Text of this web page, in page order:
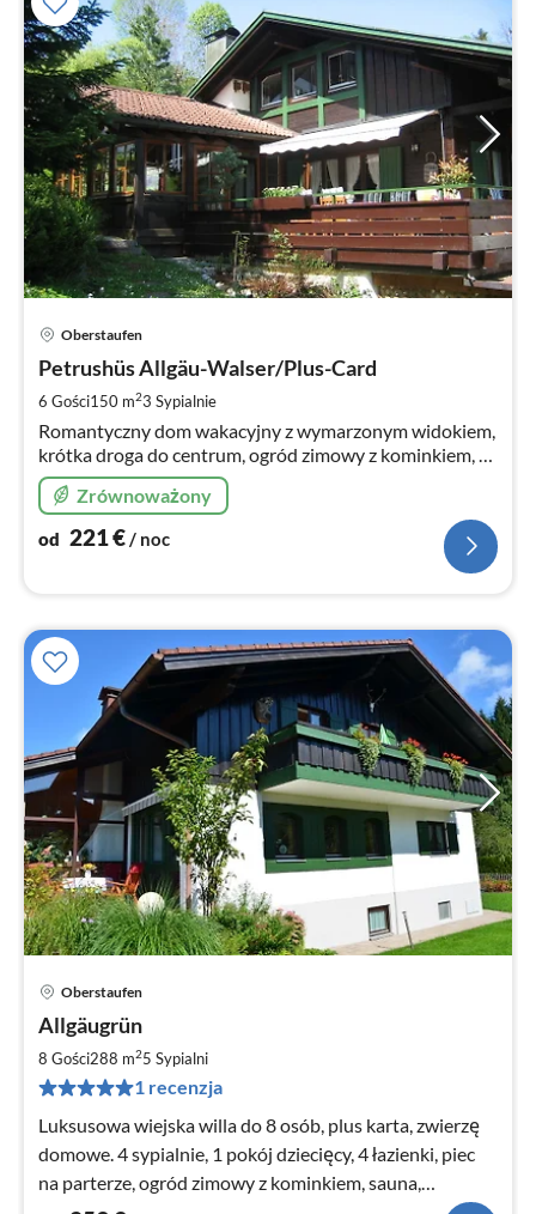
Oberstaufen
Petrushüs Allgäu-Walser/Plus-Card
6 Gości150 m23 Sypialnie
Romantyczny dom wakacyjny z wymarzonym widokiem,
krótka droga do centrum, ogród zimowy z kominkiem, 3
sypialnie, 3 łazienki. Duży ogród z domkiem, garaż, karta
PLUS!Zrównoważony
od 221€/ noc
Oberstaufen
Allgäugrün
8 Gości288 m25 Sypialni
1 recenzja
Luksusowa wiejska willa do 8 osób, plus karta, zwierzę
domowe. 4 sypialnie, 1 pokój dziecięcy, 4 łazienki, piec
na parterze, ogród zimowy z kominkiem, sauna,